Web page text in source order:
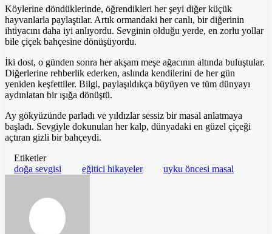
Köylerine döndüklerinde, öğrendikleri her şeyi diğer küçük
hayvanlarla paylaştılar. Artık ormandaki her canlı, bir diğerinin
ihtiyacını daha iyi anlıyordu. Sevginin olduğu yerde, en zorlu yollar
bile çiçek bahçesine dönüşüyordu.
İki dost, o günden sonra her akşam meşe ağacının altında buluştular.
Diğerlerine rehberlik ederken, aslında kendilerini de her gün
yeniden keşfettiler. Bilgi, paylaşıldıkça büyüyen ve tüm dünyayı
aydınlatan bir ışığa dönüştü.
Ay gökyüzünde parladı ve yıldızlar sessiz bir masal anlatmaya
başladı. Sevgiyle dokunulan her kalp, dünyadaki en güzel çiçeği
açtıran gizli bir bahçeydi.
Etiketler
doğa sevgisi
eğitici hikayeler uyku öncesi masal